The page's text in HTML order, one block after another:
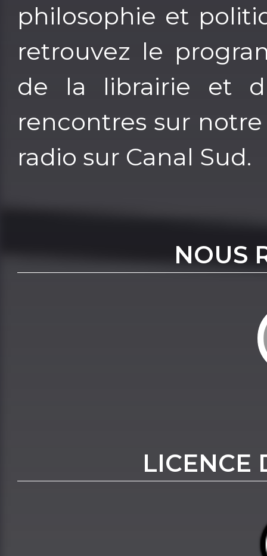
philosophie et
retrouvez le
de la librairie et
rencontres sur
radio sur Canal Sud.
NOUS
LICENCE